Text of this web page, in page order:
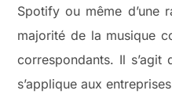
Spotify ou même d’une
majorité de la musique
correspondants. Il
s’applique aux entreprises